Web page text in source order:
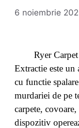
6 noiembrie
Ryer Carpet
Extractie este un
cu functie
murdariei de pe
carpete,
dispozitiv